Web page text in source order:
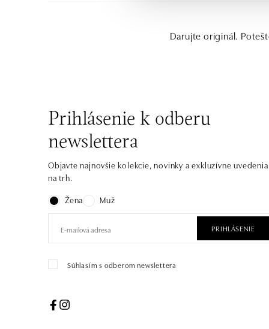
Darujte originál.
Prihlásenie k odberu
newslettera
Objavte najnovšie kolekcie, novinky a exkluzívne uvedenia
na trh.
Žena
Muž
PRIHLÁSENIE
Súhlasím s odberom newslettera